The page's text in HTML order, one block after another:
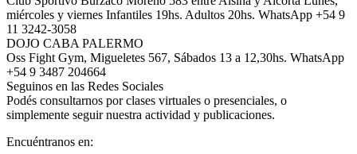
miércoles y viernes Infantiles 19hs. Adultos 20hs. WhatsApp +54 9
11 3242-3058
DOJO CABA PALERMO
Oss Fight Gym, Migueletes 567, Sábados 13 a 12,30hs. WhatsApp
+54 9 3487 204664
Seguinos en las Redes Sociales
Podés consultarnos por clases virtuales o presenciales, o
simplemente seguir nuestra actividad y publicaciones.
Encuéntranos en: